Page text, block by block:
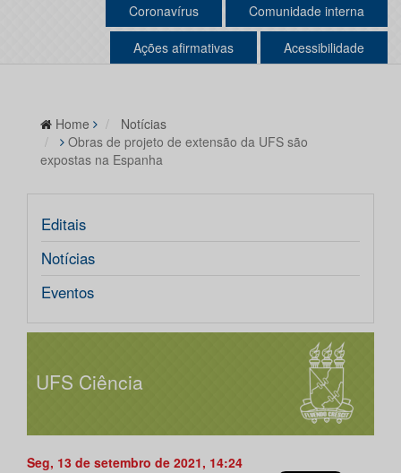
Coronavírus Comunidade interna
Ações afirmativas Acessibilidade
Home
Notícias
Obras de projeto de extensão da UFS são
expostas na Espanha
Editais
Notícias
Eventos
UFS Ciência
Seg, 13 de setembro de 2021, 14:24